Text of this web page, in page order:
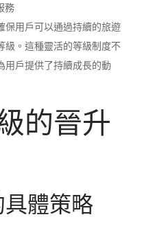
務
保用戶可以通過持續的旅遊
級。這種靈活的等級制度不
用戶提供了持續成長的動
的晉升
體策略